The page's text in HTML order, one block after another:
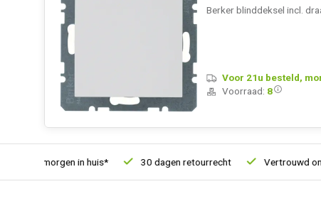
Berker blinddeksel incl.
Voor 21u besteld,
Voorraad: 8
morgen in huis* 30 dagen retourrecht Vertrouwd online